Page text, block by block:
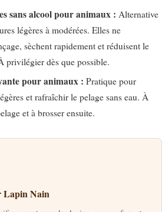
sans alcool pour animaux : Alternative
légères à modérées. Elles ne
sèchent rapidement et réduisent le
privilégier dès que possible.
pour animaux : Pratique pour
et rafraîchir le pelage sans eau. À
et à brosser ensuite.
Lapin Nain